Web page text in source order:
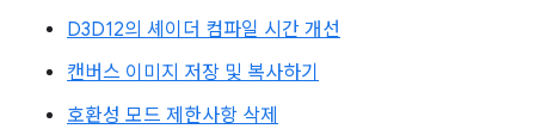
D3D12의 셰이더 컴파일 시간 개선
캔버스 이미지 저장 및 복사하기
호환성 모드 제한사항 삭제